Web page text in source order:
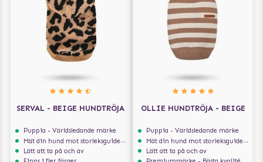
SERVAL - BEIGE HUNDTRÖJA
Puppia - Världsledande märke
Mät din hund mot storleksguiden för att få rätt storlek
Lätt att ta på och av
OLLIE HUNDTRÖJA - BEIGE
Puppia - Världsledande märke
Mät din hund mot storleksguiden för att få rätt storlek
Lätt att ta på och av